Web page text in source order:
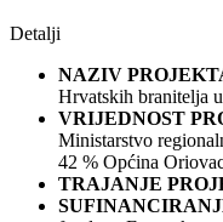
Detalji
NAZIV
Hrvatskih branitelja
VRIJEDNOST
Ministarstvo
42 % Općina
TRAJANJE